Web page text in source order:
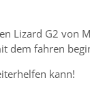
Lizard G2 von
dem fahren
kann!